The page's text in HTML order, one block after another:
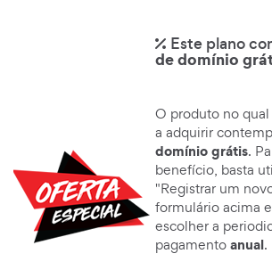
Este plano
de domínio
O produto no
a adquirir
domínio grátis.
benefício, basta
"Registrar um
formulário acima
escolher a
pagamentoanual.